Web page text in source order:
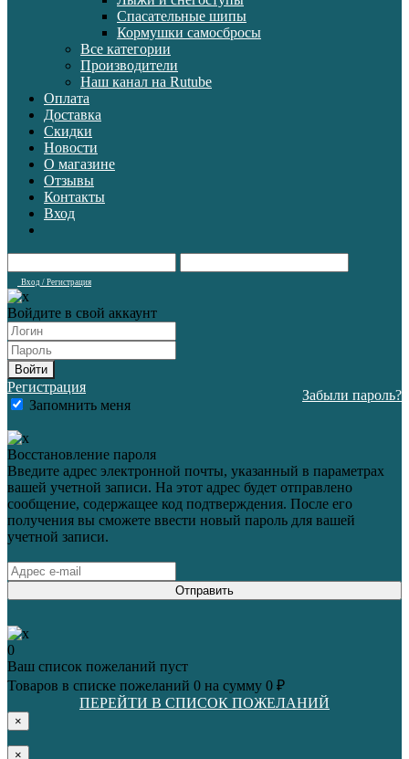
Спасательные шипы
Кормушки самосбросы
Все категории
Производители
Наш канал на Rutube
Оплата
Доставка
Скидки
Новости
О магазине
Отзывы
Контакты
Вход
Вход / Регистрация
Войдите в свой аккаунт
Войти
Регистрация
Запомнить меня
Забыли пароль?
Восстановление пароля
Введите адрес электронной почты, указанный в параметрах
вашей учетной записи. На этот адрес будет отправлено
сообщение, содержащее код подтверждения. После его
получения вы сможете ввести новый пароль для вашей
учетной записи.
Отправить
0
Ваш список пожеланий пуст
Товаров в списке пожеланий 0 на сумму 0 ₽
ПЕРЕЙТИ В СПИСОК ПОЖЕЛАНИЙ
×
×